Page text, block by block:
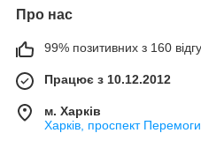
Про нас
99% позитивних з 160
Працює з 10.12.2012
м. Харків
Харків, проспект